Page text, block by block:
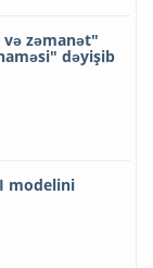
zəmanət"
dəyişib
modelini